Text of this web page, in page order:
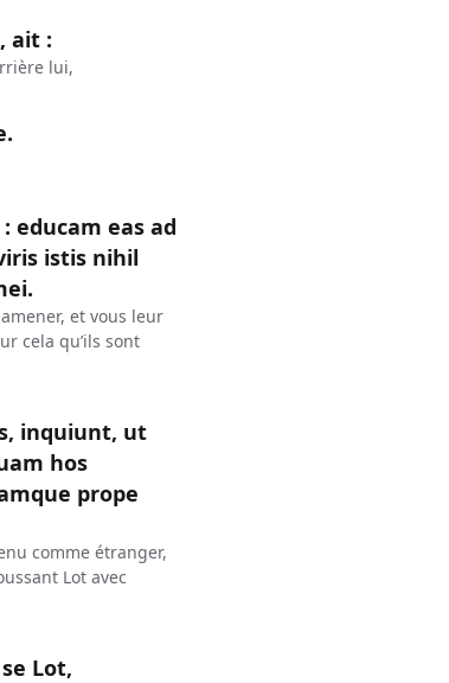
ait :
lui,
educam eas ad
istis nihil
et vous leur
cela qu’ils sont
inquiunt, ut
hos
prope
comme étranger,
Lot avec
Lot,